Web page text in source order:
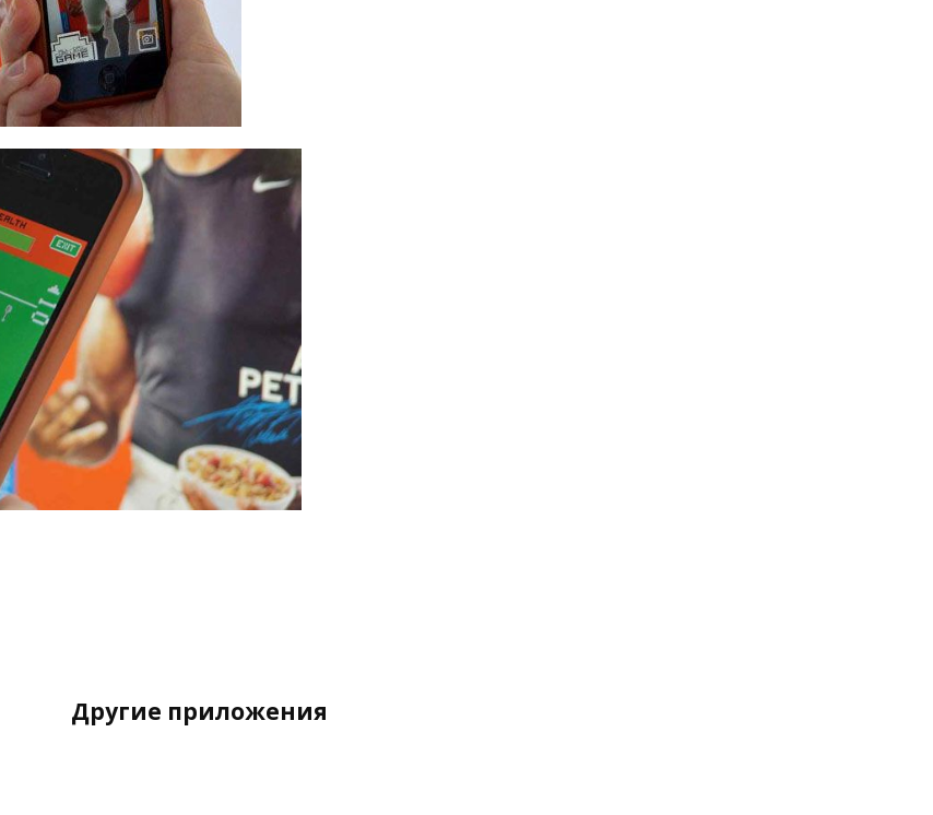
Другие приложения